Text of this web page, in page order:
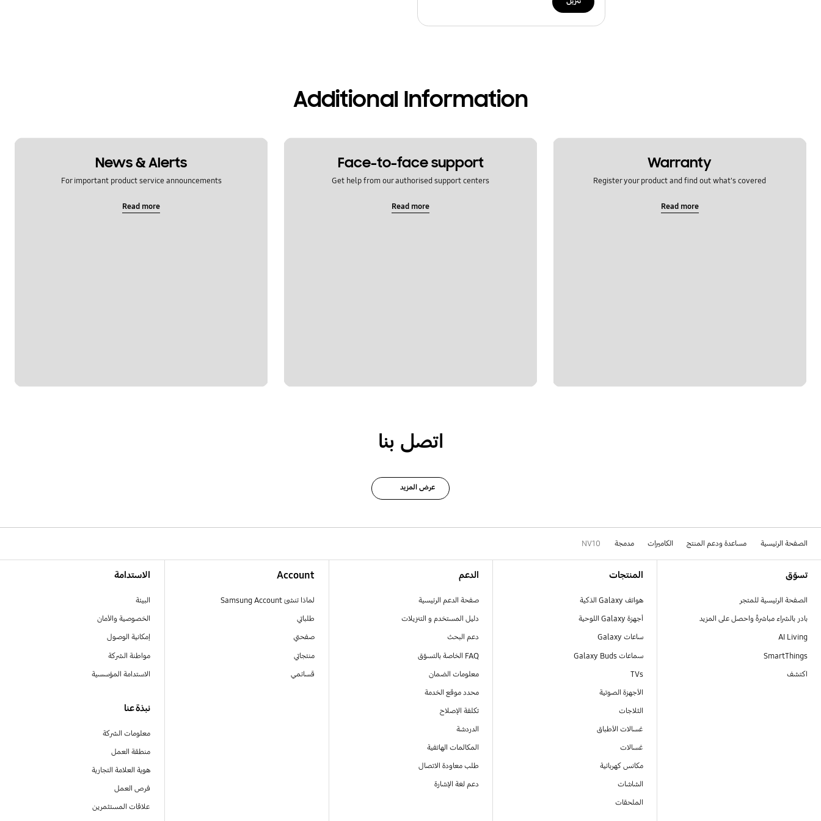
Additional Information
Warranty
Register your product and find out what's covered
Read more
Face-to-face support
Get help from our authorised support centers
Read more
News & Alerts
For important product service announcements
Read more
اتصل بنا
عرض المزيد
الصفحة الرئيسية مساعدة ودعم المنتج الكاميرات مدمجة NV10
تسوّق
الصفحة الرئيسية للمتجر
بادر بالشراء مباشرةً واحصل على المزيد
AI Living
SmartThings
اكتشف
المنتجات
هواتف Galaxy الذكية
أجهزة Galaxy اللوحية
ساعات Galaxy
سماعات Galaxy Buds
TVs
الأجهزة الصوتية
الثلاجات
غسالات الأطباق
غسالات
مكانس كهربائية
الشاشات
الملحقات
الدعم
صفحة الدعم الرئيسية
دليل المستخدم و التنزيلات
دعم البحث
FAQ الخاصة بالتسوّق
معلومات الضمان
محدد موقع الخدمة
تكلفة الإصلاح
الدردشة
المكالمات الهاتفية
طلب معاودة الاتصال
دعم لغة الإشارة
Account
لماذا تنشئ Samsung Account
طلباتي
صفحتي
منتجاتي
قسائمي
الاستدامة
البيئة
الخصوصية والأمان
إمكانية الوصول
مواطنة الشركة
الاستدامة المؤسسية
نبذة عنا
معلومات الشركة
منطقة العمل
هوية العلامة التجارية
فرص العمل
علاقات المستثمرين